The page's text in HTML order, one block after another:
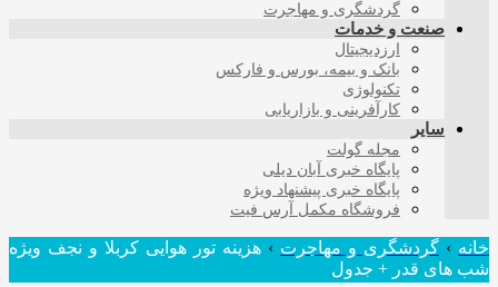
گردشگری و مهاجرت
صنعت و خدمات
ارزدیجیتال
بانک و بیمه، بورس و فارکس
تکنولوژی
کارآفرینی و بازاریابی
سایر
مجله گولت
پایگاه خبری آبان دیلی
پایگاه خبری پیشنهاد ویژه
فروشگاه مکمل آرس فیت
خانه › گردشگری و مهاجرت › هزینه تور هوایی کربلا و نجف ویژه
شب های قدر + جدول